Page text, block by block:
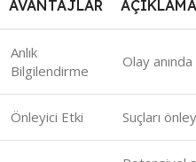
AVANTAJLAR AÇIKLAMA
Anlık
Bilgilendirme
Olay
Önleyici Etki Suçları